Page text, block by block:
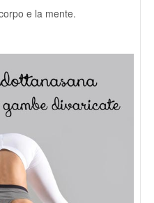
e la mente.